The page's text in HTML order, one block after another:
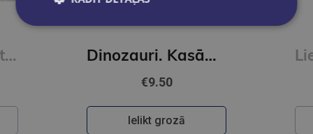
Skudriņa Kāpēcīte. Burti
Jaunums
Dinozauri. Kasāmgrāmata
€9.50
Ielikt grozā